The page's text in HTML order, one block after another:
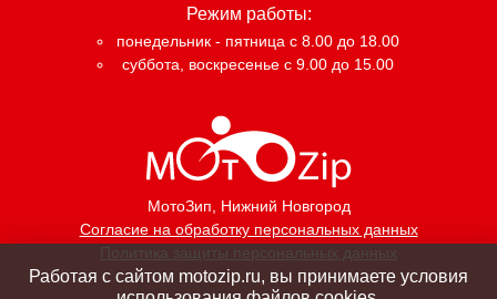
МотоЗип, Нижний Новгород
Согласие на обработку персональных данных
Политика защиты персональных данных
Режим работы:
понедельник - пятница с 8.00 до 18.00
суббота, воскресенье с 9.00 до 15.00
Работая с сайтом motozip.ru, вы принимаете условия